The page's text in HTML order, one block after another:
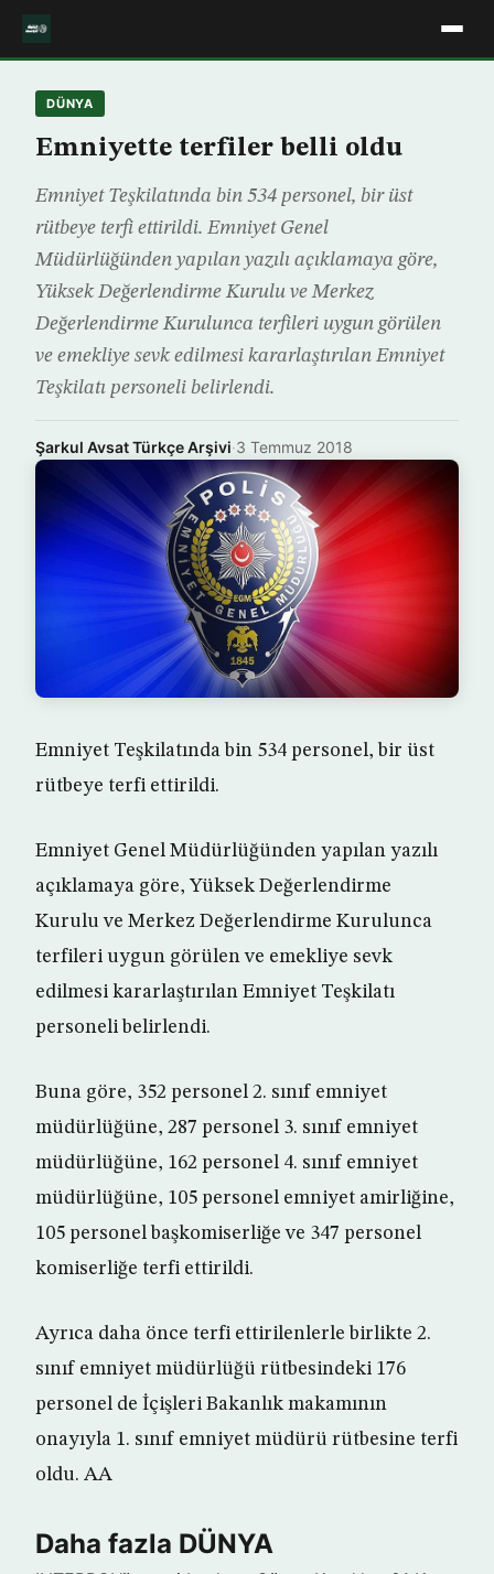
DÜNYA
Emniyette terfiler belli oldu
Emniyet Teşkilatında bin 534 personel, bir üst
rütbeye terfi ettirildi. Emniyet Genel
Müdürlüğünden yapılan yazılı açıklamaya göre,
Yüksek Değerlendirme Kurulu ve Merkez
Değerlendirme Kurulunca terfileri uygun görülen
ve emekliye sevk edilmesi kararlaştırılan Emniyet
Teşkilatı personeli belirlendi.
Şarkul Avsat Türkçe Arşivi·3 Temmuz 2018
Emniyet Teşkilatında bin 534 personel, bir üst
rütbeye terfi ettirildi.
Emniyet Genel Müdürlüğünden yapılan yazılı
açıklamaya göre, Yüksek Değerlendirme
Kurulu ve Merkez Değerlendirme Kurulunca
terfileri uygun görülen ve emekliye sevk
edilmesi kararlaştırılan Emniyet Teşkilatı
personeli belirlendi.
Buna göre, 352 personel 2. sınıf emniyet
müdürlüğüne, 287 personel 3. sınıf emniyet
müdürlüğüne, 162 personel 4. sınıf emniyet
müdürlüğüne, 105 personel emniyet amirliğine,
105 personel başkomiserliğe ve 347 personel
komiserliğe terfi ettirildi.
Ayrıca daha önce terfi ettirilenlerle birlikte 2.
sınıf emniyet müdürlüğü rütbesindeki 176
personel de İçişleri Bakanlık makamının
onayıyla 1. sınıf emniyet müdürü rütbesine terfi
oldu. AA
Daha fazla DÜNYA